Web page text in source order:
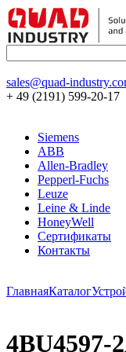
sales@quad-
+ 49 (2191) 599-20-17
Siemens
ABB
Allen-Bradley
Pepperl-Fuchs
Leuze
Leine & Linde
HoneyWell
Сертификаты
Контакты
ГлавнаяКаталог